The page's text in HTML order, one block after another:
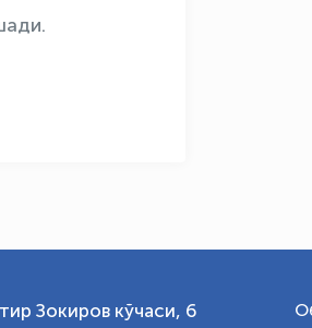
Зокиров кўчаси, 6